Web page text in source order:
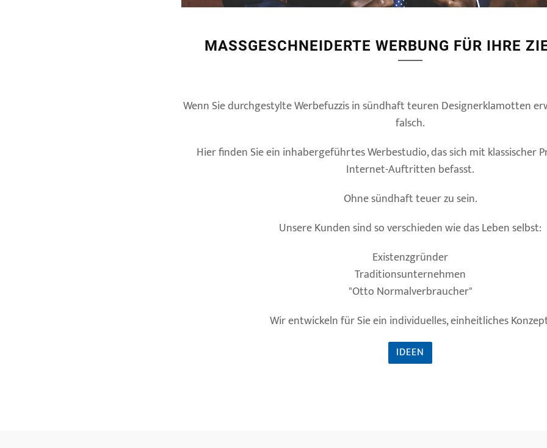
MASSGESCHNEIDERTE WERBUNG FÜR IHRE
Wenn Sie durchgestylte Werbefuzzis in sündhaft teuren Designerklamotten
falsch.
Hier finden Sie ein inhabergeführtes Werbestudio, das sich mit klassischer
Internet-Auftritten befasst.
Ohne sündhaft teuer zu sein.
Unsere Kunden sind so verschieden wie das Leben selbst:
Existenzgründer
Traditionsunternehmen
"Otto Normalverbraucher"
Wir entwickeln für Sie ein individuelles, einheitliches
IDEEN